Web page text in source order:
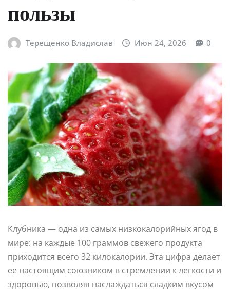
пользы
Терещенко Владислав Июн 24, 2026 0
Клубника — одна из самых низкокалорийных ягод в
мире: на каждые 100 граммов свежего продукта
приходится всего 32 килокалории. Эта цифра делает
ее настоящим союзником в стремлении к легкости и
здоровью, позволяя наслаждаться сладким вкусом